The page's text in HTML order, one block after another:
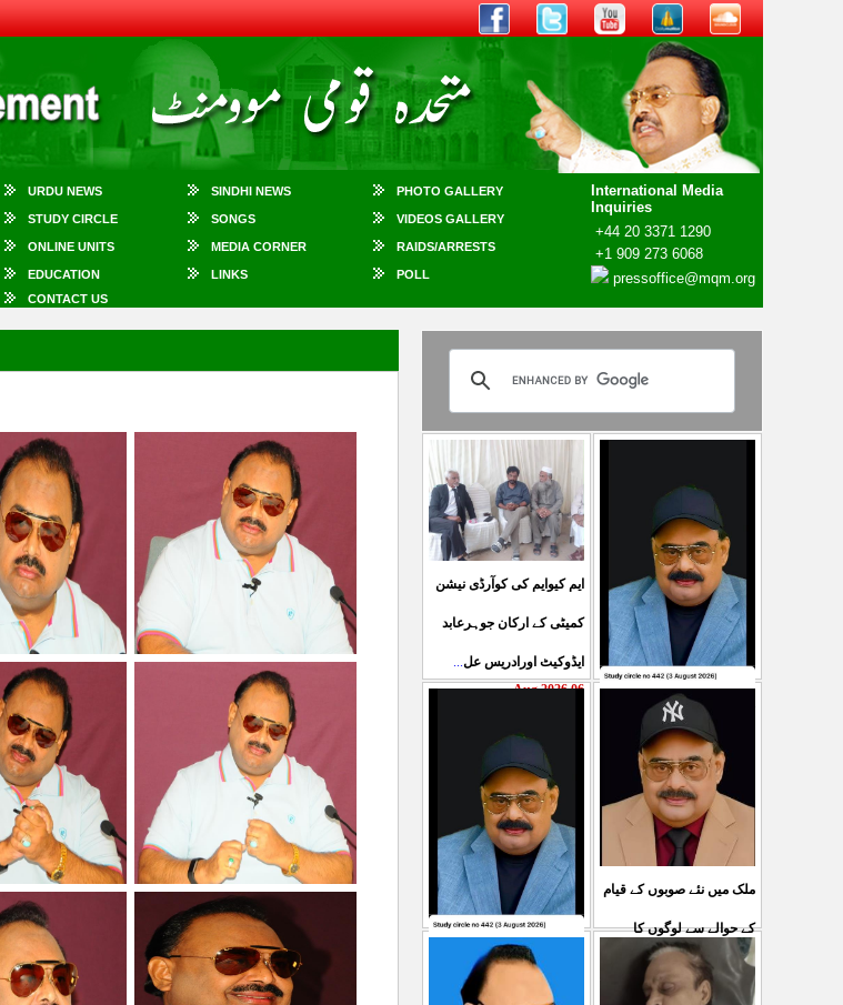
URDU NEWS SINDHI NEWS PHOTO GALLERY
International Media
Inquiries
+44 20 3371 1290
+1 909 273 6068
pressoffice@mqm.org
STUDY CIRCLE SONGS VIDEOS GALLERY
ONLINE UNITS MEDIA CORNER RAIDS/ARRESTS
EDUCATION LINKS
POLL
CONTACT US
ایم کیوایم کی کوآرڈی نیشن
کمیٹی کے ارکان جوہرعابد
ایڈوکیٹ اورادریس عل...
06 Aug 2026
حکومت پاکستان کی جانب
سے آزادکشمیرالیکشن کی
صحیح رپورٹنگ کرنے والے
...
کشمیرکا کونہ کونہ لہو
لہو ہے لیکن حکومت کواس
ملک میں نئے صوبوں کے قیام
کے حوالے سے لوگوں کا
مطالبہ بالکل درست ہے۔ ا
03 Aug 2026